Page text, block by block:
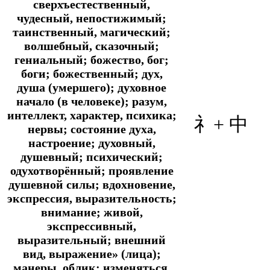
сверхъестественный,
чудесный, непостижимый;
таинственный, магический;
волшебный, сказочный;
гениальный; божество, бог;
боги; божественный; дух,
душа (умершего); духовное
начало (в человеке); разум,
интеллект, характер, психика;
нервы; состояние духа,
настроение; духовный,
душевный; психический;
одухотворённый; проявление
душевной силы; вдохновение,
экспрессия, выразительность;
внимание; живой,
экспрессивный,
выразительный; внешний
вид, выражение» (лица);
礻+ 中